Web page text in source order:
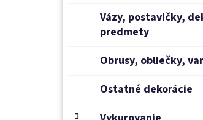
Vázy, postavičky,
predmety
Obrusy, obliečky,
Ostatné dekorácie